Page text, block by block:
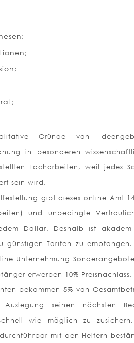
Gründe von
in besonderen
Facharbeiten, weil jedes
sein wird.
gibt dieses online Amt
und unbedingte
Dollar. Deshalb ist
günstigen Tarifen zu
Unternehmung
erwerben 10% Preisnachlass.
bekommen 5% von
seinen nächsten
wie möglich zu
mit den Helfern